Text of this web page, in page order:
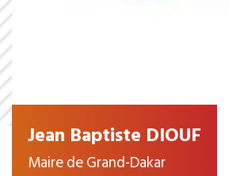
Jean Baptiste DIOUF
Maire de Grand-Dakar